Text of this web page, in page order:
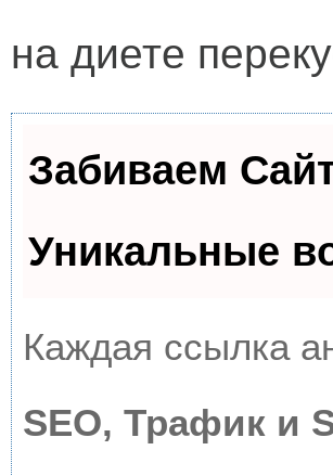
на диете
Забиваем
Уникальные
Каждая ссылка
SEO, Трафик и